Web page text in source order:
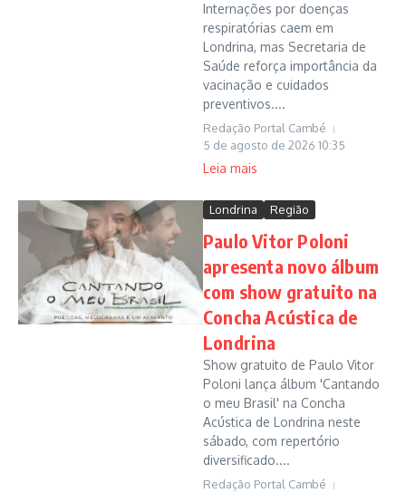
Internações por doenças
respiratórias caem em
Londrina, mas Secretaria de
Saúde reforça importância da
vacinação e cuidados
preventivos....
Redação Portal Cambé
5 de agosto de 2026 10:35
Leia mais
Londrina Região
Paulo Vitor Poloni
apresenta novo álbum
com show gratuito na
Concha Acústica de
Londrina
Show gratuito de Paulo Vitor
Poloni lança álbum 'Cantando
o meu Brasil' na Concha
Acústica de Londrina neste
sábado, com repertório
diversificado....
Redação Portal Cambé